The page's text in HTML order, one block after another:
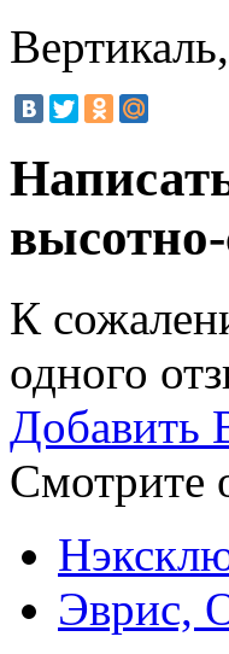
К
одного
Добавить
Смотрите
Эврис,